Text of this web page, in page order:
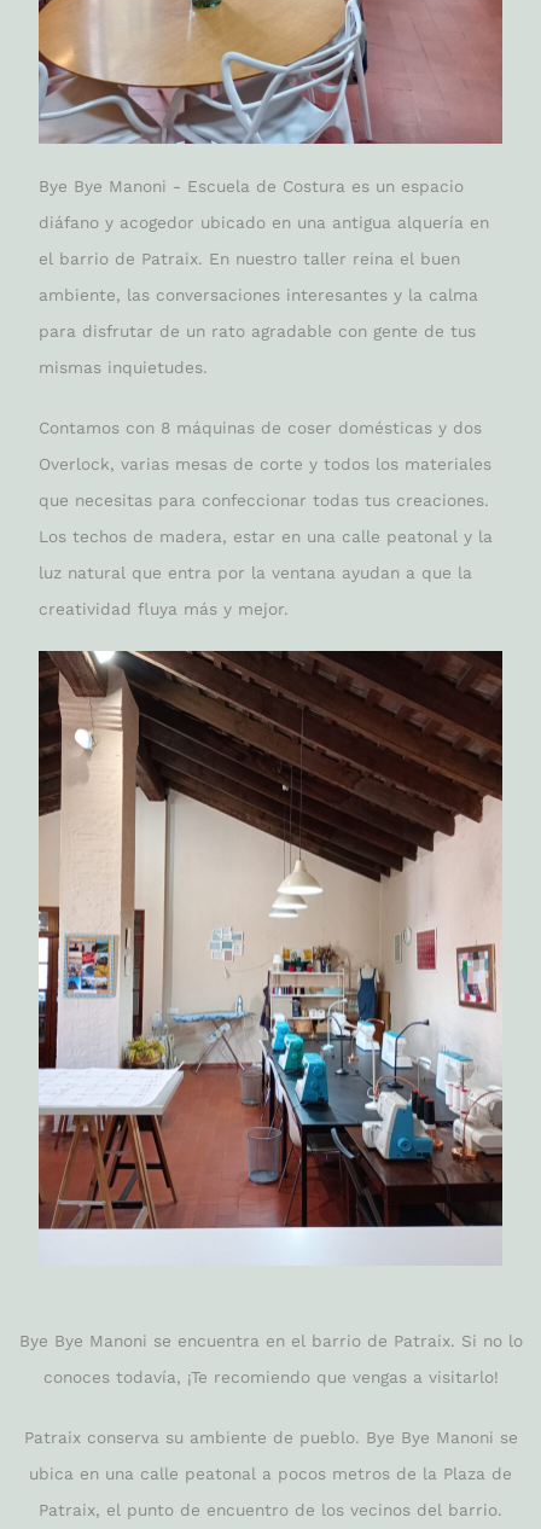
Bye Bye Manoni - Escuela de Costura es un espacio
diáfano y acogedor ubicado en una antigua alquería en
el barrio de Patraix. En nuestro taller reina el buen
ambiente, las conversaciones interesantes y la calma
para disfrutar de un rato agradable con gente de tus
mismas inquietudes.
Contamos con 8 máquinas de coser domésticas y dos
Overlock, varias mesas de corte y todos los materiales
que necesitas para confeccionar todas tus creaciones.
Los techos de madera, estar en una calle peatonal y la
luz natural que entra por la ventana ayudan a que la
creatividad fluya más y mejor.
Bye Bye Manoni se encuentra en el barrio de Patraix. Si no lo
conoces todavía, ¡Te recomiendo que vengas a visitarlo!
Patraix conserva su ambiente de pueblo. Bye Bye Manoni se
ubica en una calle peatonal a pocos metros de la Plaza de
Patraix, el punto de encuentro de los vecinos del barrio.